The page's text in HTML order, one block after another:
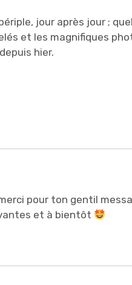
jour après jour ;
et les magnifiques
hier.
pour ton gentil
et à bientôt